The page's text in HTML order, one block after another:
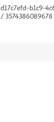
d17c7efd-b1c9-
/ 3574386089678